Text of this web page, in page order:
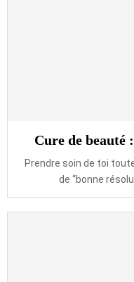
Cure de beauté
Prendre soin de toi
de “bonne